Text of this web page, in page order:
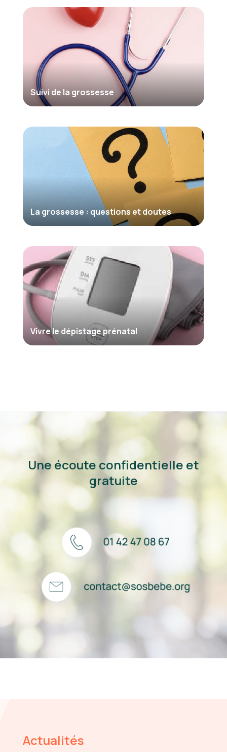
Suivi de la grossesse
La grossesse : questions et doutes
Vivre le dépistage prénatal
Une écoute confidentielle et
gratuite
Actualités